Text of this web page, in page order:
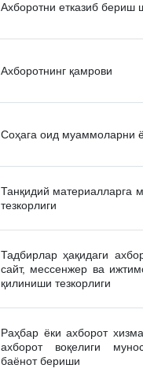
Ахборотни етказиб бериш
Ахборотнинг қамрови
Соҳага оид муаммоларни
Танқидий материалларга
тезкорлиги
Тадбирлар ҳақидаги
сайт, мессенжер ва
қилиниши тезкорлиги
Раҳбар ёки ахборот
ахборот воқелиги
баёнот бериши